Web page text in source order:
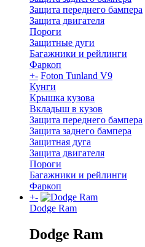
Защита переднего бампера
Защита двигателя
Пороги
Защитные дуги
Багажники и рейлинги
Фаркоп
+- Foton Tunland V9
Кунги
Крышка кузова
Вкладыш в кузов
Защита переднего бампера
Защита заднего бампера
Защитная дуга
Защита двигателя
Пороги
Багажники и рейлинги
Фаркоп
+-
Dodge Ram
Dodge Ram